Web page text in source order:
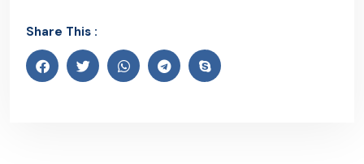
Share This :